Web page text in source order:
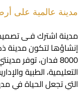
عالمية على أرض
فـى تصميمها
لتكون مدينة ذكية
فدان، توفر مدينتي
الطبية والإدارية،
الحياة في مدينتي